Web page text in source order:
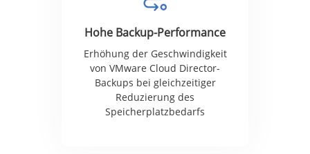
Hohe Backup-Performance
Erhöhung der Geschwindigkeit
von VMware Cloud Director-
Backups bei gleichzeitiger
Reduzierung des
Speicherplatzbedarfs